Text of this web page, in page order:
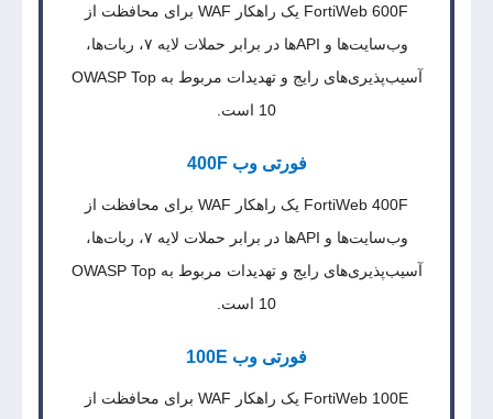
FortiWeb 600F یک راهکار WAF برای محافظت از
وب‌سایت‌ها و APIها در برابر حملات لایه ۷، ربات‌ها،
آسیب‌پذیری‌های رایج و تهدیدات مربوط به OWASP Top
10 است.
فورتی وب 400F
FortiWeb 400F یک راهکار WAF برای محافظت از
وب‌سایت‌ها و APIها در برابر حملات لایه ۷، ربات‌ها،
آسیب‌پذیری‌های رایج و تهدیدات مربوط به OWASP Top
10 است.
فورتی وب 100E
FortiWeb 100E یک راهکار WAF برای محافظت از